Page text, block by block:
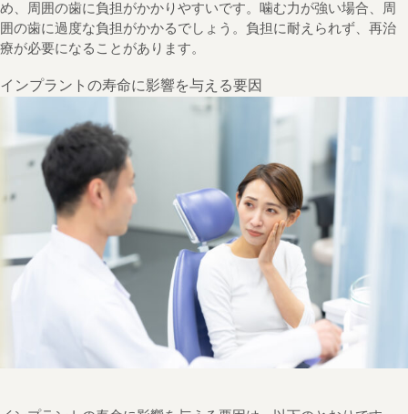
め、周囲の歯に負担がかかりやすいです。噛む力が強い場合、周
囲の歯に過度な負担がかかるでしょう。負担に耐えられず、再治
療が必要になることがあります。
インプラントの寿命に影響を与える要因